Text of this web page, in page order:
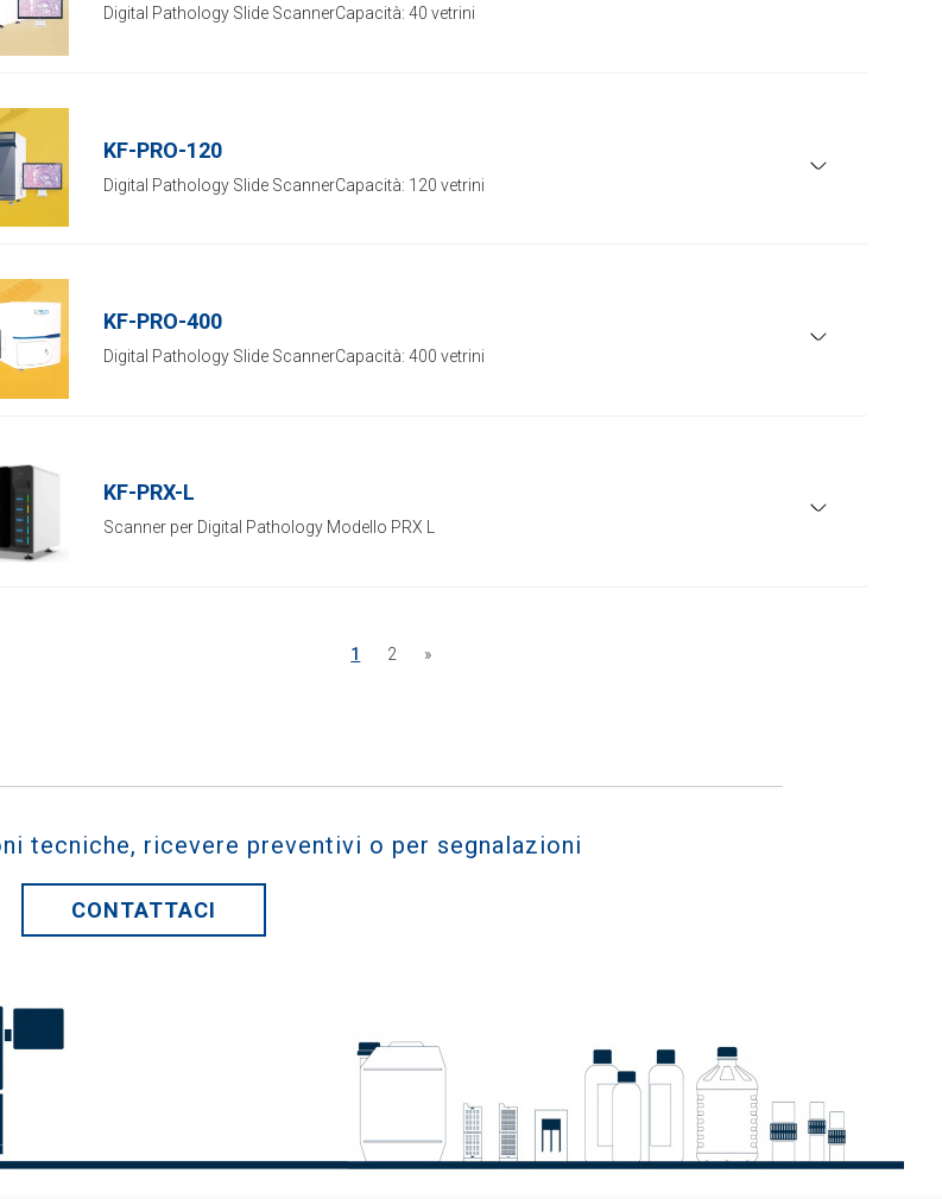
Digital Pathology Slide ScannerCapacità: 40 vetrini
KF-PRO-120
Digital Pathology Slide ScannerCapacità: 120 vetrini
KF-PRO-400
Digital Pathology Slide ScannerCapacità: 400 vetrini
KF-PRX-L
Scanner per Digital Pathology Modello PRX L
1 2 »
tecniche, ricevere preventivi o per segnalazioni
CONTATTACI